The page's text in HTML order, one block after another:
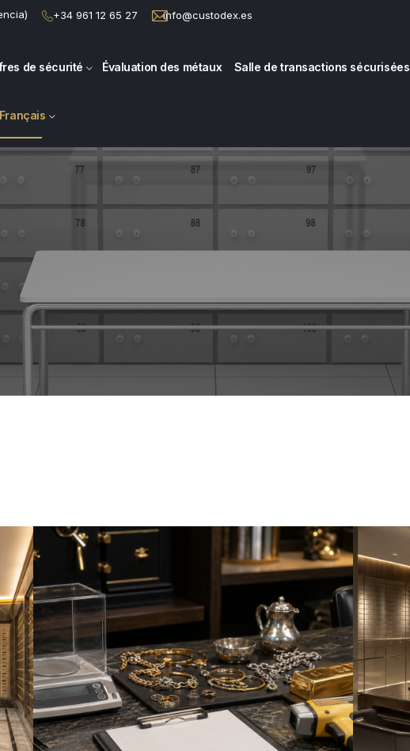
+34 961 12 65 27 info@custodex.es
de sécurité Évaluation des métaux Salle de transactions sécurisées
Français